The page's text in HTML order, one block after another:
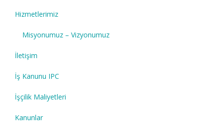
Hizmetlerimiz
Misyonumuz – Vizyonumuz
İletişim
İş Kanunu IPC
İşçilik Maliyetleri
Kanunlar